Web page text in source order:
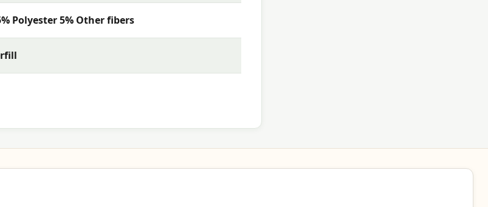
Polyester 5% Other fibers